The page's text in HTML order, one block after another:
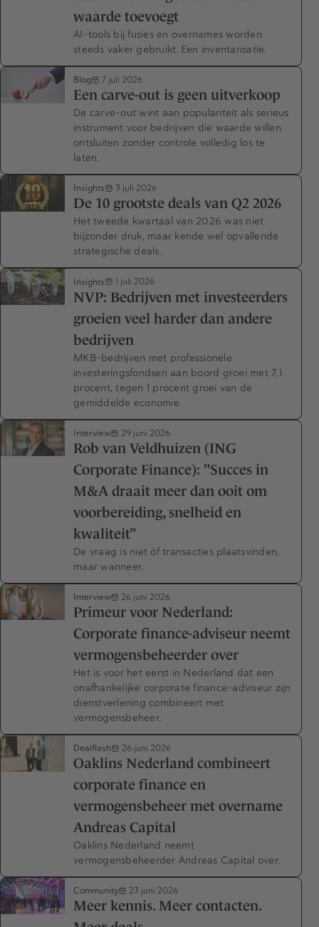
waarde toevoegt
AI-tools bij fusies en overnames worden
steeds vaker gebruikt. Een inventarisatie.
Blog 7 juli 2026
Een carve-out is geen uitverkoop
De carve-out wint aan populariteit als serieus
instrument voor bedrijven die waarde willen
ontsluiten zonder controle volledig los te
laten.
Insights 3 juli 2026
De 10 grootste deals van Q2 2026
Het tweede kwartaal van 2026 was niet
bijzonder druk, maar kende wel opvallende
strategische deals.
Insights 1 juli 2026
NVP: Bedrijven met investeerders
groeien veel harder dan andere
bedrijven
MKB-bedrijven met professionele
investeringsfondsen aan boord groei met 7,1
procent, tegen 1 procent groei van de
gemiddelde economie.
Interview 29 juni 2026
Rob van Veldhuizen (ING
Corporate Finance): "Succes in
M&A draait meer dan ooit om
voorbereiding, snelheid en
kwaliteit”
De vraag is niet óf transacties plaatsvinden,
maar wanneer.
Interview 26 juni 2026
Primeur voor Nederland:
Corporate finance-adviseur neemt
vermogensbeheerder over
Het is voor het eerst in Nederland dat een
onafhankelijke corporate finance-adviseur zijn
dienstverlening combineert met
vermogensbeheer.
Dealflash 26 juni 2026
Oaklins Nederland combineert
corporate finance en
vermogensbeheer met overname
Andreas Capital
Oaklins Nederland neemt
vermogensbeheerder Andreas Capital over.
Community 23 juni 2026
Meer kennis. Meer contacten.